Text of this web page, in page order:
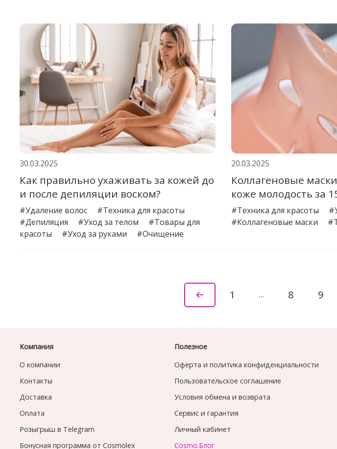
30.03.2025
Как правильно ухаживать за кожей до
и после депиляции воском?
#Удаление волос
#Техника для красоты
#Депиляция
#Уход за телом
#Товары для
красоты
#Уход за руками #Очищение
20.03.2025
Коллагеновые
коже молодость за
#Техника для красоты
#Коллагеновые маски
1 … 8 9
Компания
О компании
Контакты
Доставка
Оплата
Розыгрыш в Telegram
Бонусная программа от Cosmolex
Полезное
Оферта и политика конфиденциальности
Пользовательское соглашение
Условия обмена и возврата
Сервис и гарантия
Личный кабинет
Cosmo.Блог